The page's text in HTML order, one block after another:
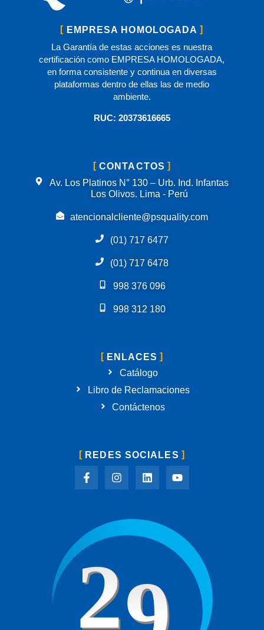
EMPRESA HOMOLOGADA
La Garantía de estas acciones es nuestra
certificación como EMPRESA HOMOLOGADA,
en forma consistente y continua en diversas
plataformas dentro de ellas las de medio
ambiente.
RUC: 20373616665
CONTACTOS
Av. Los Platinos N° 130 – Urb. Ind. Infantas
Los Olivos. Lima - Perú
atencionalcliente@psquality.com
(01) 717 6477
(01) 717 6478
998 376 096
998 312 180
ENLACES
Catálogo
Libro de Reclamaciones
Contáctenos
REDES SOCIALES